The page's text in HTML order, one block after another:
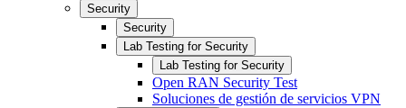
Security
Security
Lab Testing for Security
Lab Testing for Security
Open RAN Security Test
Soluciones de gestión de servicios VPN